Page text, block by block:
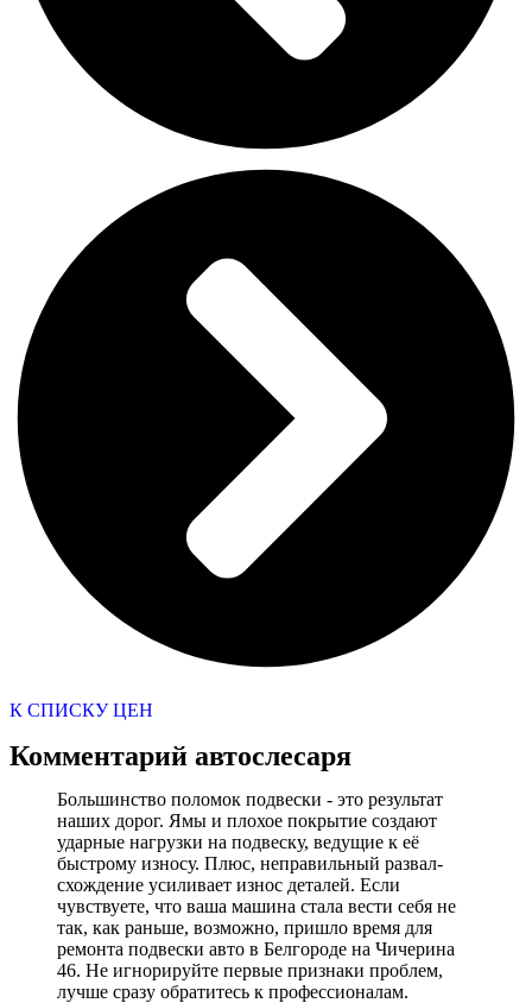
К СПИСКУ ЦЕН
Комментарий автослесаря
Большинство поломок подвески - это результат
наших дорог. Ямы и плохое покрытие создают
ударные нагрузки на подвеску, ведущие к её
быстрому износу. Плюс, неправильный развал-
схождение усиливает износ деталей. Если
чувствуете, что ваша машина стала вести себя не
так, как раньше, возможно, пришло время для
ремонта подвески авто в Белгороде на Чичерина
46. Не игнорируйте первые признаки проблем,
лучше сразу обратитесь к профессионалам.